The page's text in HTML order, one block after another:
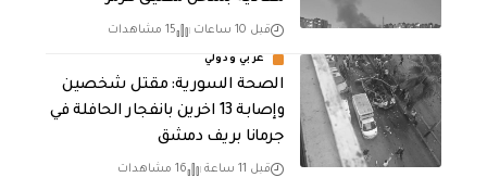
قبل 10 ساعات 15 مشاهدات
عربي ودولي
الصحة السورية: مقتل شخصين
وإصابة 13 اخرين بانفجار الحافلة في
جرمانا بريف دمشق
قبل 11 ساعة 16 مشاهدات